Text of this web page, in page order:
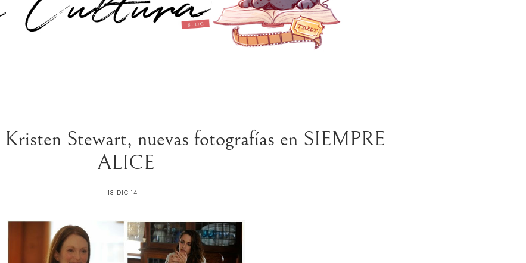
Stewart, nuevas fotografías en SIEMPRE
ALICE
13 DIC 14